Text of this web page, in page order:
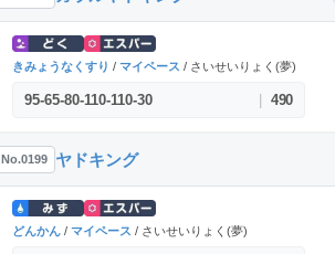
きみょうなくすり / マイペース / さいせいりょく(夢)
95-65-80-110-110-30 | 490
No.0199 ヤドキング
どんかん / マイペース / さいせいりょく(夢)